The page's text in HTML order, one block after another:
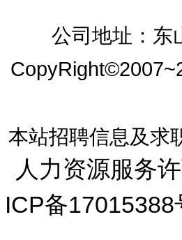
公司地址：东
本站招聘信息及求
人力资源服务
ICP备17015388